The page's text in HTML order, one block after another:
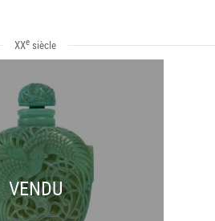
XXe siècle
VENDU